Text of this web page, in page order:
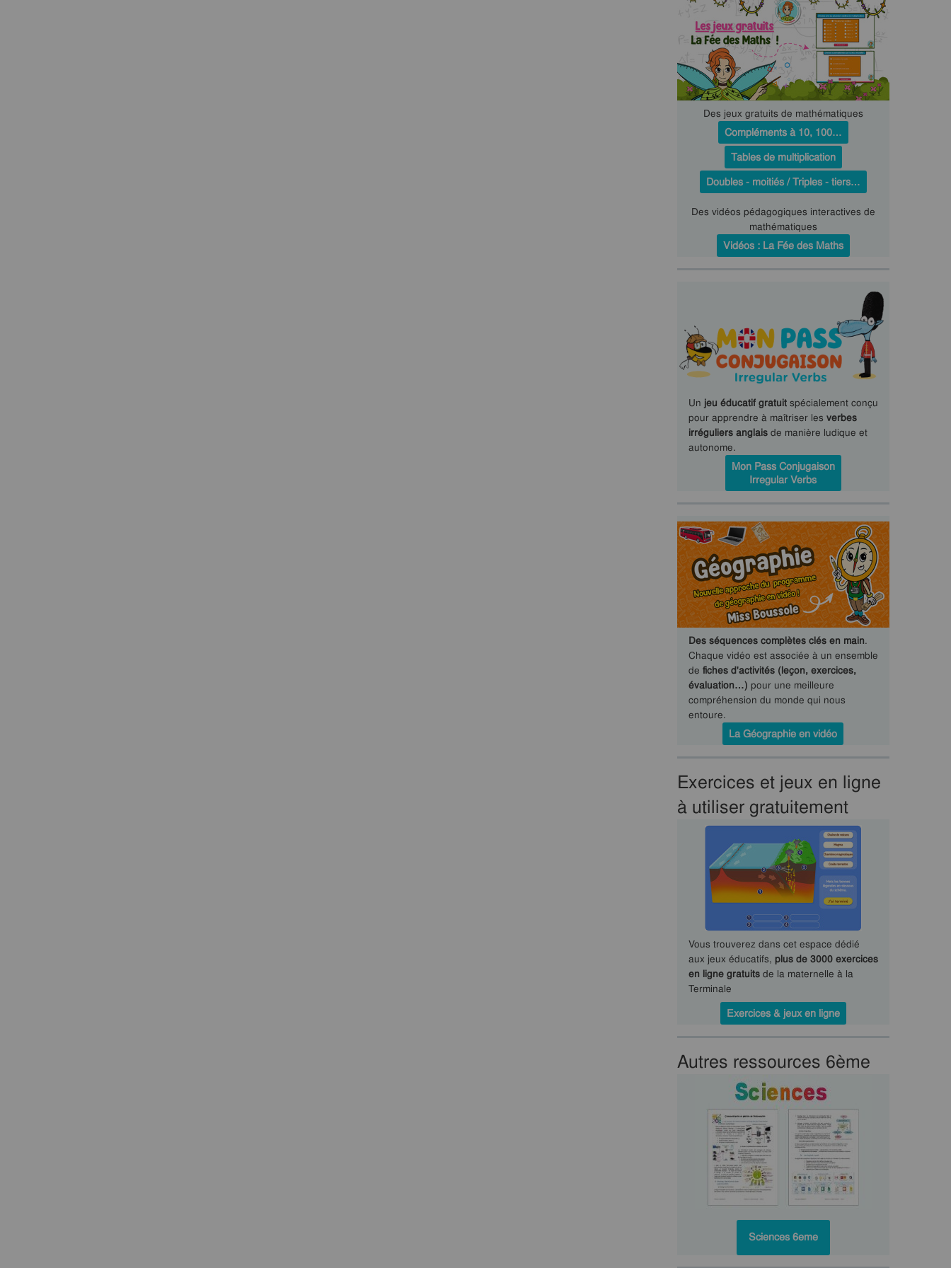
Des jeux gratuits de mathématiques
Compléments à 10, 100…
Tables de multiplication
Doubles - moitiés / Triples - tiers…
Des vidéos pédagogiques interactives de
mathématiques
Vidéos : La Fée des Maths
Un jeu éducatif gratuitspécialement conçu
pour apprendre à maîtriser les verbes
irréguliers anglaisde manière ludique et
autonome.
Mon Pass Conjugaison
Irregular Verbs
Des séquences complètes clés en main.
Chaque vidéo est associée à un ensemble
de fiches d'activités (leçon, exercices,
évaluation…) pour une meilleure
compréhension du monde qui nous
entoure.
La Géographie en vidéo
Exercices et jeux en ligne
à utiliser gratuitement
Vous trouverez dans cet espace dédié
aux jeux éducatifs, plus de 3000 exercices
en ligne gratuitsde la maternelle à la
Terminale
Exercices & jeux en ligne
Autres ressources 6ème
Sciences 6eme